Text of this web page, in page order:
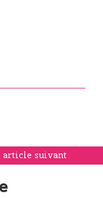
article suivant